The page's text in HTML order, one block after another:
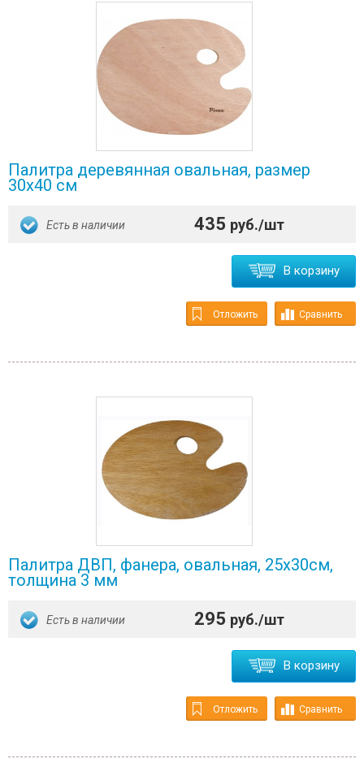
Палитра деревянная овальная, размер
30х40 см
Есть в наличии 435 руб./шт
В корзину
Отложить Сравнить
Палитра ДВП, фанера, овальная, 25х30см,
толщина 3 мм
Есть в наличии 295 руб./шт
В корзину
Отложить Сравнить